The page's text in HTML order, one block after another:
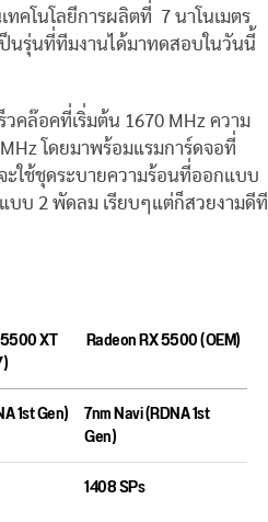
ทคโนโลยีการผลิตที่ 7 นาโนเมตร
ป็นรุ่นที่ทีมงานได้มาทดสอบในวันนี้
วคล๊อคที่เริ่มต้น 1670 MHz ความ
โดยมาพร้อมแรมการ์ดจอที่
ะใช้ชุดระบายความร้อนที่ออกแบบ
บบ 2 พัดลม เรียบๆแต่ก็สวยงามดีที
XT Radeon RX 5500 (OEM)
1st Gen) 7nm Navi (RDNA 1st
Gen)
1408 SPs